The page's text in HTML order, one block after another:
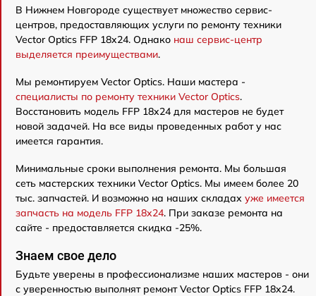
В Нижнем Новгороде существует множество сервис-
центров, предоставляющих услуги по ремонту техники
Vector Optics FFP 18x24. Однако наш сервис-центр
выделяется преимуществами.
Мы ремонтируем Vector Optics. Наши мастера -
специалисты по ремонту техники Vector Optics.
Восстановить модель FFP 18x24 для мастеров не будет
новой задачей. На все виды проведенных работ у нас
имеется гарантия.
Минимальные сроки выполнения ремонта. Мы большая
сеть мастерских техники Vector Optics. Мы имеем более 20
тыс. запчастей. И возможно на наших складах уже имеется
запчасть на модель FFP 18x24. При заказе ремонта на
сайте - предоставляется скидка -25%.
Знаем свое дело
Будьте уверены в профессионализме наших мастеров - они
с уверенностью выполнят ремонт Vector Optics FFP 18x24.